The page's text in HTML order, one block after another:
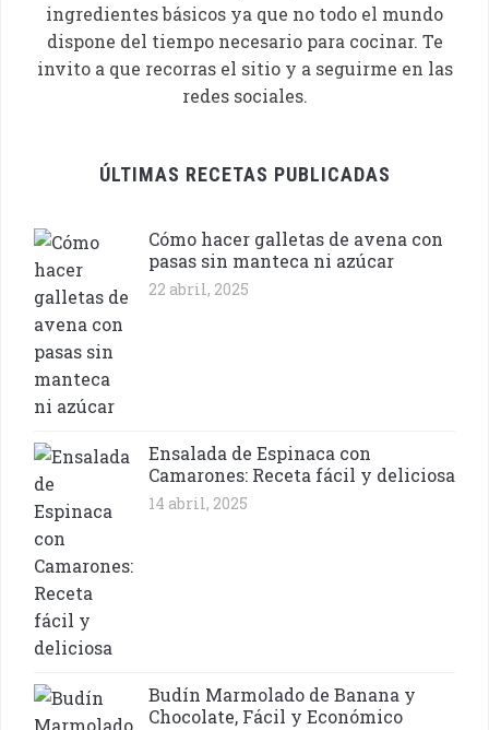
ingredientes básicos ya que no todo el mundo
dispone del tiempo necesario para cocinar. Te
invito a que recorras el sitio y a seguirme en las
redes sociales.
ÚLTIMAS RECETAS PUBLICADAS
Cómo hacer galletas de avena con
pasas sin manteca ni azúcar
22 abril, 2025
Ensalada de Espinaca con
Camarones: Receta fácil y deliciosa
14 abril, 2025
Budín Marmolado de Banana y
Chocolate, Fácil y Económico